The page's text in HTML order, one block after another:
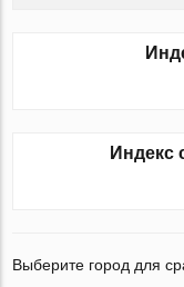
Индекс
Выберите город для